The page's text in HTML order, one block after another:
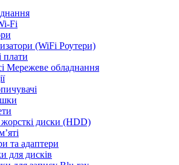
Fi
(WiFi Роутери)
плати
Мережеве обладнання
жорсткі диски (HDD)
та адаптери
для дисків